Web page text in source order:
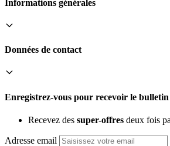
Informations générales
Données de contact
Enregistrez-vous pour recevoir le
Recevez des super-offres deux fois
Adresse email